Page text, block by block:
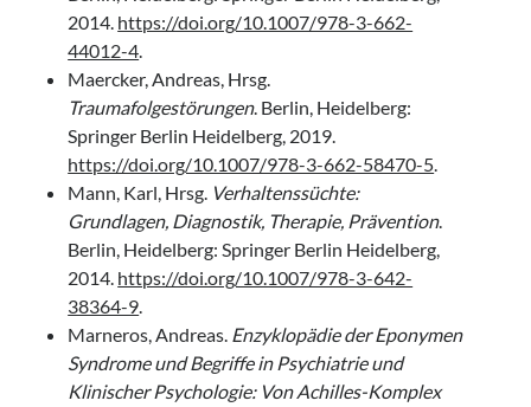
2014. https://doi.org/10.1007/978-3-662-
44012-4.
Maercker, Andreas, Hrsg.
Traumafolgestörungen. Berlin, Heidelberg:
Springer Berlin Heidelberg, 2019.
https://doi.org/10.1007/978-3-662-58470-5.
Mann, Karl, Hrsg. Verhaltenssüchte:
Grundlagen, Diagnostik, Therapie, Prävention.
Berlin, Heidelberg: Springer Berlin Heidelberg,
2014. https://doi.org/10.1007/978-3-642-
38364-9.
Marneros, Andreas. Enzyklopädie der Eponymen
Syndrome und Begriffe in Psychiatrie und
Klinischer Psychologie: Von Achilles-Komplex